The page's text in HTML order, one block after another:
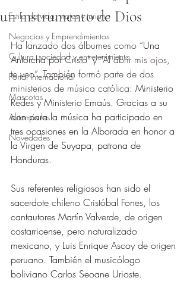
Estilo de vida, viajes y turismo
Negocios y Emprendimientos
Cultura, sociedad y entretenimiento
Portal Internacional
Mascotas
Automóviles
Novedades
un instrumento de Dios
Obtuvo NaN de 5 estrellas.
Ha lanzado dos álbumes como “Una
Antorcha por Cristo" y “Al abrir mis ojos,
te veo”. También formó parte de dos
ministerios de música católica: Ministerio
Redes y Ministerio Emaús. Gracias a su
don para la música ha participado en
tres ocasiones en la Alborada en honor a
la Virgen de Suyapa, patrona de
Honduras.
Sus referentes religiosos han sido el
sacerdote chileno Cristóbal Fones, los
cantautores Martín Valverde, de origen
costarricense, pero naturalizado
mexicano, y Luis Enrique Ascoy de origen
peruano. También el musicólogo
boliviano Carlos Seoane Urioste.